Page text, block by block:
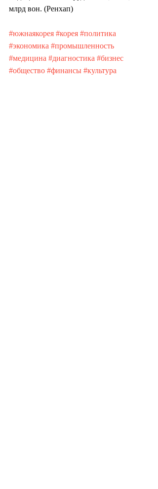
млрд вон. (Ренхап)
#южнаякорея #корея #политика
#экономика #промышленность
#медицина #диагностика #бизнес
#общество #финансы #культура